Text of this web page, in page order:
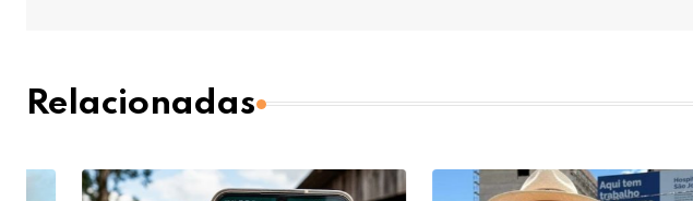
Relacionadas